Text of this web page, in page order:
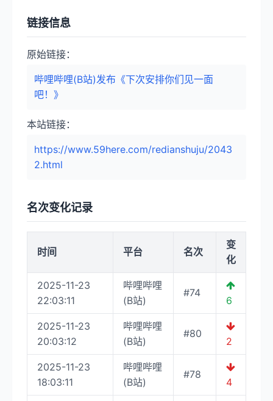
链接信息
原始链接：
哔哩哔哩(B站)发布《下次安排你们见一面
吧！》
本站链接：
https://www.59here.com/redianshuju/2043
2.html
名次变化记录
时间 平台 名次
变
化
2025-11-23
22:03:11
哔哩哔哩
(B站)
#74
6
2025-11-23
20:03:12
哔哩哔哩
(B站)
#80
2
2025-11-23
18:03:11
哔哩哔哩
(B站)
#78
4